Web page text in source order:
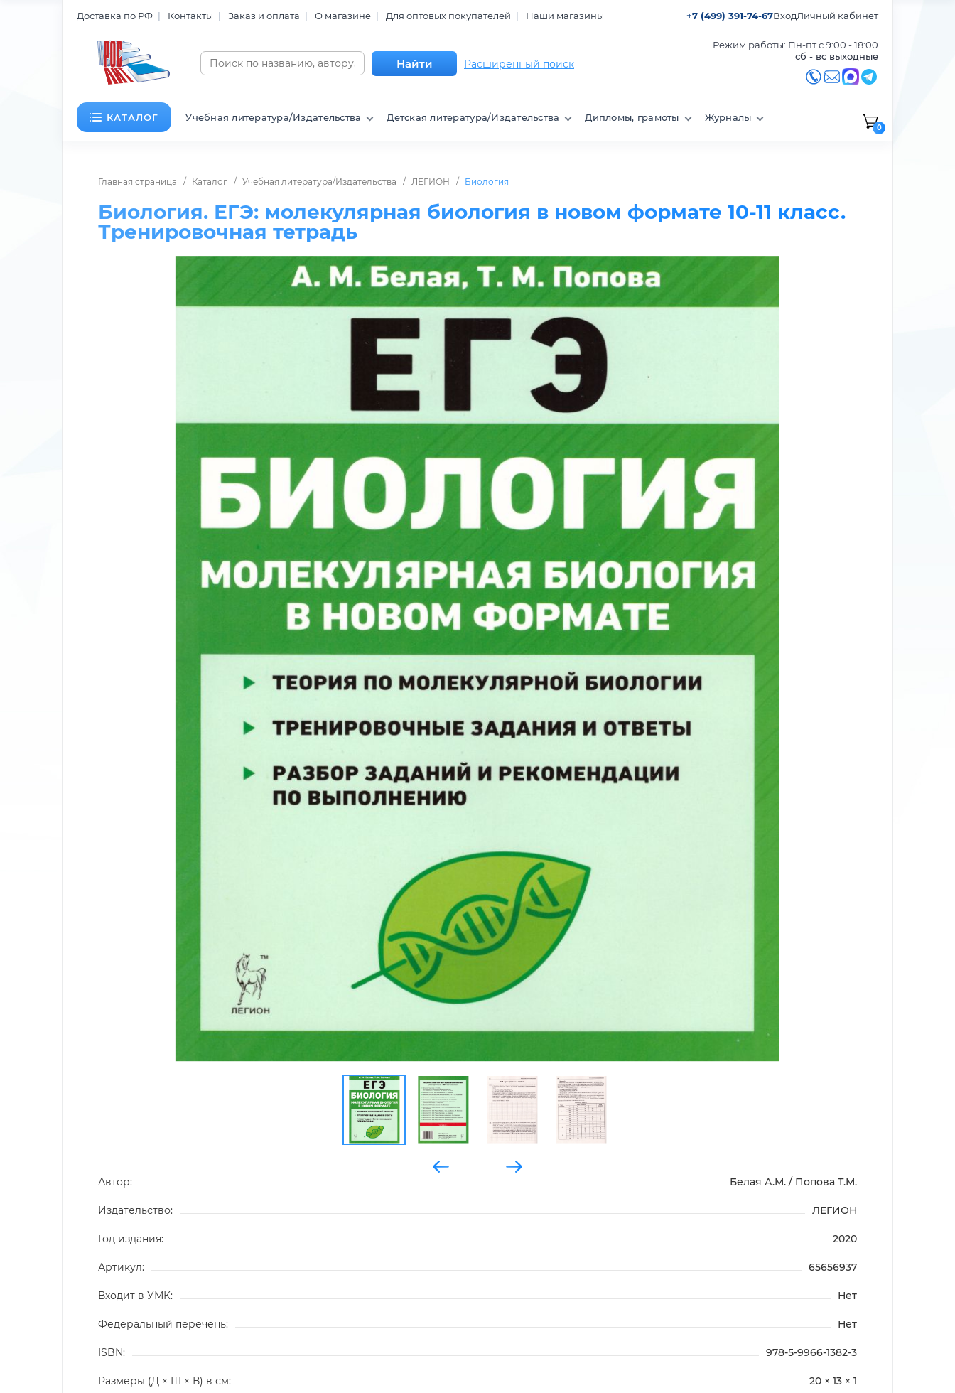
Доставка по РФ Контакты Заказ и оплата О магазине Для оптовых покупателей Наши магазины +7 (499) 391-74-67ВходЛичный кабинет
Найти Расширенный поиск
Режим работы: Пн-пт с 9:00 - 18:00
сб - вс выходные
КАТАЛОГ Учебная литература/Издательства Детская литература/Издательства Дипломы, грамоты Журналы
0
Главная страница Каталог Учебная литература/Издательства ЛЕГИОН Биология
Биология. ЕГЭ: молекулярная биология в новом формате 10-11 класс.
Тренировочная тетрадь
Автор: Белая А.М. / Попова Т.М.
Издательство: ЛЕГИОН
Год издания: 2020
Артикул: 65656937
Входит в УМК: Нет
Федеральный перечень: Нет
ISBN: 978-5-9966-1382-3
Размеры (Д × Ш × В) в см: 20 × 13 × 1